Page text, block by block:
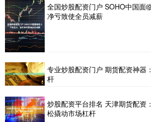
全国炒股配资门户 SOHO中国面
净亏致使全员减薪
专业炒股配资门户 期货配资神器
杆
炒股配资平台排名 天津期货配资
松撬动市场杠杆